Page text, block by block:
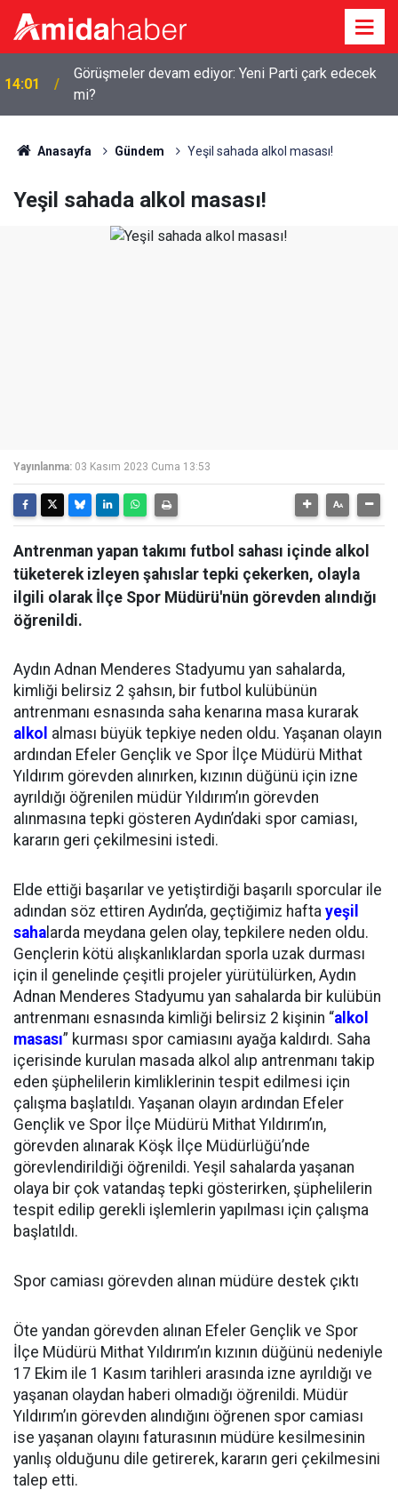
14:01
Görüşmeler devam ediyor: Yeni Parti çark edecek
mi?
Anasayfa Gündem Yeşil sahada alkol masası!
Yeşil sahada alkol masası!
Yayınlanma: 03 Kasım 2023 Cuma 13:53
Antrenman yapan takımı futbol sahası içinde alkol
tüketerek izleyen şahıslar tepki çekerken, olayla
ilgili olarak İlçe Spor Müdürü'nün görevden alındığı
öğrenildi.
Aydın Adnan Menderes Stadyumu yan sahalarda,
kimliği belirsiz 2 şahsın, bir futbol kulübünün
antrenmanı esnasında saha kenarına masa kurarak
alkol alması büyük tepkiye neden oldu. Yaşanan olayın
ardından Efeler Gençlik ve Spor İlçe Müdürü Mithat
Yıldırım görevden alınırken, kızının düğünü için izne
ayrıldığı öğrenilen müdür Yıldırım’ın görevden
alınmasına tepki gösteren Aydın’daki spor camiası,
kararın geri çekilmesini istedi.
Elde ettiği başarılar ve yetiştirdiği başarılı sporcular ile
adından söz ettiren Aydın’da, geçtiğimiz hafta yeşil
saha larda meydana gelen olay, tepkilere neden oldu.
Gençlerin kötü alışkanlıklardan sporla uzak durması
için il genelinde çeşitli projeler yürütülürken, Aydın
Adnan Menderes Stadyumu yan sahalarda bir kulübün
antrenmanı esnasında kimliği belirsiz 2 kişinin “alkol
masası” kurması spor camiasını ayağa kaldırdı. Saha
içerisinde kurulan masada alkol alıp antrenmanı takip
eden şüphelilerin kimliklerinin tespit edilmesi için
çalışma başlatıldı. Yaşanan olayın ardından Efeler
Gençlik ve Spor İlçe Müdürü Mithat Yıldırım’ın,
görevden alınarak Köşk İlçe Müdürlüğü’nde
görevlendirildiği öğrenildi. Yeşil sahalarda yaşanan
olaya bir çok vatandaş tepki gösterirken, şüphelilerin
tespit edilip gerekli işlemlerin yapılması için çalışma
başlatıldı.
Spor camiası görevden alınan müdüre destek çıktı
Öte yandan görevden alınan Efeler Gençlik ve Spor
İlçe Müdürü Mithat Yıldırım’ın kızının düğünü nedeniyle
17 Ekim ile 1 Kasım tarihleri arasında izne ayrıldığı ve
yaşanan olaydan haberi olmadığı öğrenildi. Müdür
Yıldırım’ın görevden alındığını öğrenen spor camiası
ise yaşanan olayını faturasının müdüre kesilmesinin
yanlış olduğunu dile getirerek, kararın geri çekilmesini
talep etti.